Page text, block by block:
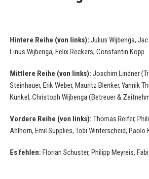
Hintere Reihe (von links): Julius Wijbenga,
Linus Wijbenga, Felix Reckers, Constantin Kopp
Mittlere Reihe (von links): Joachim Lindner
Steinhauer, Erik Weber, Mauritz Blenker, Yannik
Kunkel, Christoph Wijbenga (Betreuer &
Vordere Reihe (von links): Thomas Reifer,
Ahlhorn, Emil Supplies, Tobi Winterscheid, Paolo
Es fehlen: Florian Schuster, Philipp Meyreis,